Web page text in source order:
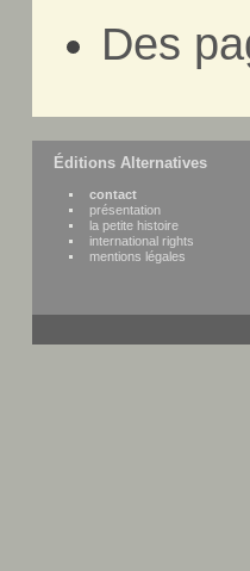
Des
Éditions Alternatives
contact
présentation
la petite histoire
international rights
mentions légales